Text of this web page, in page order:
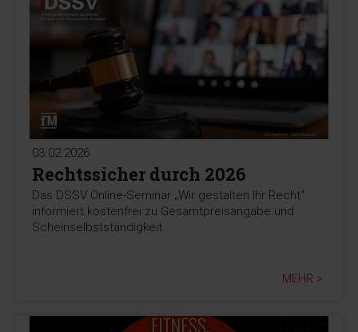
03.02.2026
Rechtssicher durch 2026
Das DSSV Online-Seminar „Wir gestalten Ihr Recht“
informiert kostenfrei zu Gesamtpreisangabe und
Scheinselbstständigkeit.
MEHR >